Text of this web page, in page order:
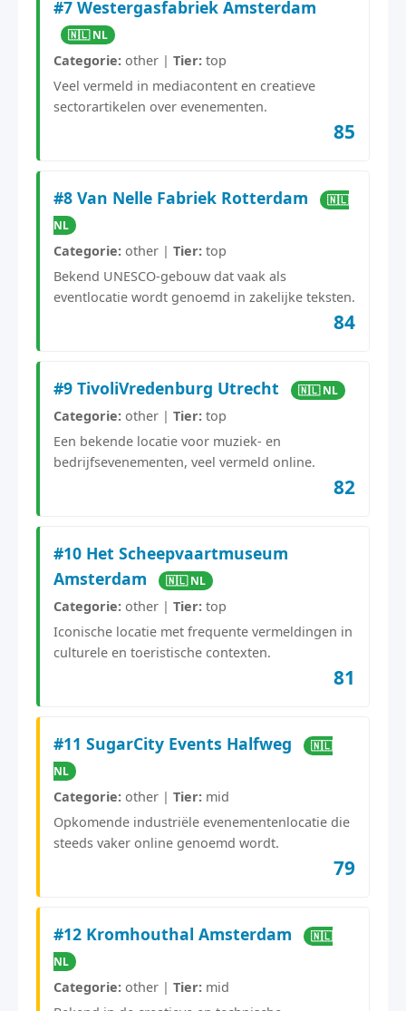
#7 Westergasfabriek Amsterdam
🇳🇱 NL
Categorie: other | Tier: top
Veel vermeld in mediacontent en creatieve
sectorartikelen over evenementen.
85
#8 Van Nelle Fabriek Rotterdam
🇳🇱
NL
Categorie: other | Tier: top
Bekend UNESCO-gebouw dat vaak als
eventlocatie wordt genoemd in zakelijke teksten.
84
#9 TivoliVredenburg Utrecht 🇳🇱 NL
Categorie: other | Tier: top
Een bekende locatie voor muziek- en
bedrijfsevenementen, veel vermeld online.
82
#10 Het Scheepvaartmuseum
Amsterdam
🇳🇱 NL
Categorie: other | Tier: top
Iconische locatie met frequente vermeldingen in
culturele en toeristische contexten.
81
#11 SugarCity Events Halfweg
🇳🇱
NL
Categorie: other | Tier: mid
Opkomende industriële evenementenlocatie die
steeds vaker online genoemd wordt.
79
#12 Kromhouthal Amsterdam
🇳🇱
NL
Categorie: other | Tier: mid